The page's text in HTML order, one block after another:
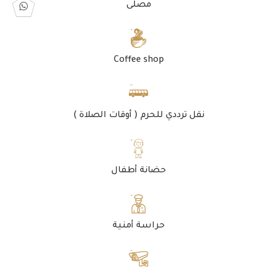
مصلى
Coffee shop
نقل ترددي للحرم ( أوقات الصلاة )
حضانة أطفال
حراسة أمنية